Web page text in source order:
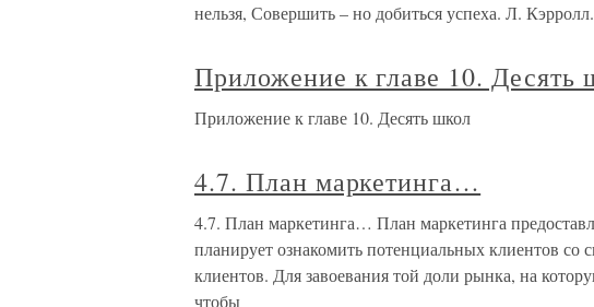
нельзя, Совершить – но добиться успеха. Л.
Приложение к главе 10. Десять
Приложение к главе 10. Десять школ
4.7. План маркетинга…
4.7. План маркетинга… План маркетинга
планирует ознакомить потенциальных клиентов со
клиентов. Для завоевания той доли рынка, на
чтобы